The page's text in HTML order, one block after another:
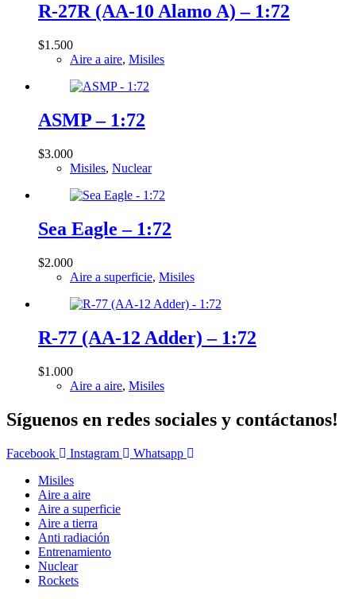
R-27R (AA-10 Alamo A) – 1:72
$1.500
Aire a aire, Misiles
ASMP – 1:72
$3.000
Misiles, Nuclear
Sea Eagle – 1:72
$2.000
Aire a superficie, Misiles
R-77 (AA-12 Adder) – 1:72
$1.000
Aire a aire, Misiles
Síguenos en redes sociales y contáctanos!
Facebook Instagram
Whatsapp
Misiles
Aire a aire
Aire a superficie
Aire a tierra
Anti radiación
Entrenamiento
Nuclear
Rockets